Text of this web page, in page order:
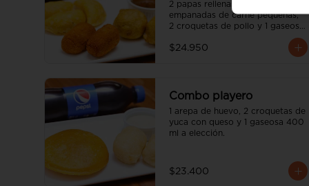
2 papas rellenas pequeñas, 3
empanadas de carne pequeñas,
2 croquetas de pollo y 1 gaseosa
$24.950
Combo playero
1 arepa de huevo, 2 croquetas de
yuca con queso y 1 gaseosa 400
ml a elección.
$23.400